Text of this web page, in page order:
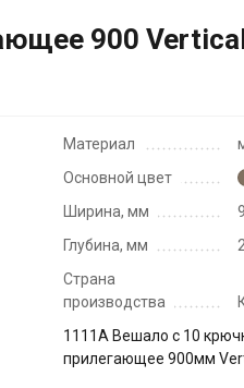
900
1111A Вешало с 10
прилегающее 900мм
Материал
Основной цвет
Ширина, мм
Глубина, мм
Страна
производства